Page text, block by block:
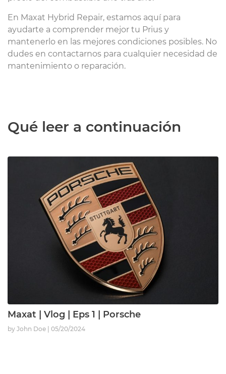
En Maxat Hybrid Repair, estamos aquí para
ayudarte a comprender mejor tu Prius y
mantenerlo en las mejores condiciones posibles. No
dudes en contactarnos para cualquier necesidad de
mantenimiento o reparación.
Qué leer a continuación
Maxat | Vlog | Eps 1 | Porsche
by John Doe 05/20/2024